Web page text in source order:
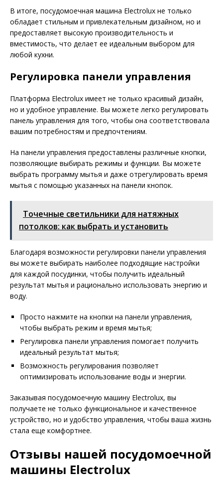
В итоге, посудомоечная машина Electrolux не только
обладает стильным и привлекательным дизайном, но и
предоставляет высокую производительность и
вместимость, что делает ее идеальным выбором для
любой кухни.
Регулировка панели управления
Платформа Electrolux имеет не только красивый дизайн,
но и удобное управление. Вы можете легко регулировать
панель управления для того, чтобы она соответствовала
вашим потребностям и предпочтениям.
На панели управления предоставлены различные кнопки,
позволяющие выбирать режимы и функции. Вы можете
выбрать программу мытья и даже отрегулировать время
мытья с помощью указанных на панели кнопок.
Точечные светильники для натяжных
потолков: как выбрать и установить
Благодаря возможности регулировки панели управления
вы можете выбирать наиболее подходящие настройки
для каждой посудинки, чтобы получить идеальный
результат мытья и рационально использовать энергию и
воду.
Просто нажмите на кнопки на панели управления,
чтобы выбрать режим и время мытья;
Регулировка панели управления помогает получить
идеальный результат мытья;
Возможность регулирования позволяет
оптимизировать использование воды и энергии.
Заказывая посудомоечную машину Electrolux, вы
получаете не только функциональное и качественное
устройство, но и удобство управления, чтобы ваша жизнь
стала еще комфортнее.
Отзывы нашей посудомоечной
машины Electrolux